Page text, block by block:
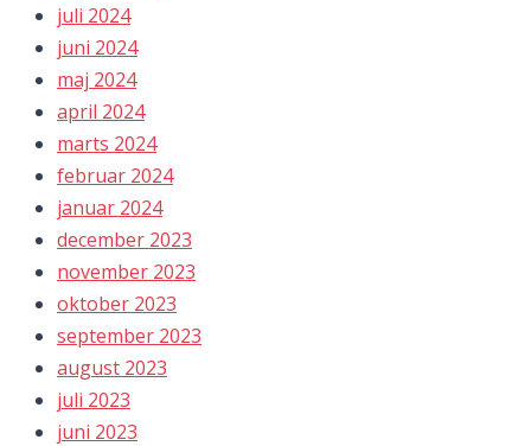
juli 2024
juni 2024
maj 2024
april 2024
marts 2024
februar 2024
januar 2024
december 2023
november 2023
oktober 2023
september 2023
august 2023
juli 2023
juni 2023